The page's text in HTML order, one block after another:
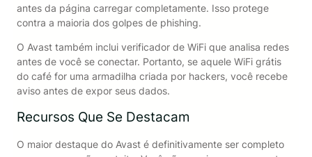
antes da página carregar completamente. Isso protege
contra a maioria dos golpes de phishing.
O Avast também inclui verificador de WiFi que analisa redes
antes de você se conectar. Portanto, se aquele WiFi grátis
do café for uma armadilha criada por hackers, você recebe
aviso antes de expor seus dados.
Recursos Que Se Destacam
O maior destaque do Avast é definitivamente ser completo